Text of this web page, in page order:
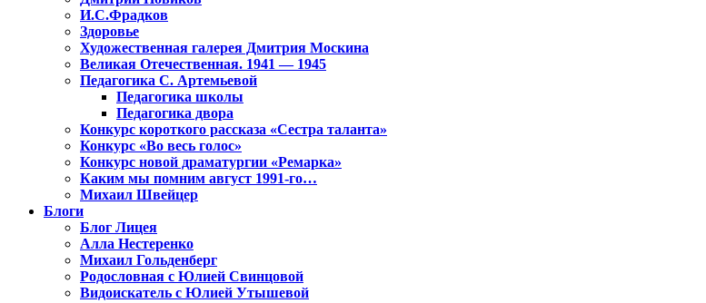
И.С.Фрадков
Здоровье
Художественная галерея Дмитрия Москина
Великая Отечественная. 1941 — 1945
Педагогика С. Артемьевой
Педагогика школы
Педагогика двора
Конкурс короткого рассказа «Сестра таланта»
Конкурс «Во весь голос»
Конкурс новой драматургии «Ремарка»
Каким мы помним август 1991-го…
Михаил Швейцер
Блоги
Блог Лицея
Алла Нестеренко
Михаил Гольденберг
Родословная с Юлией Свинцовой
Видоискатель с Юлией Утышевой